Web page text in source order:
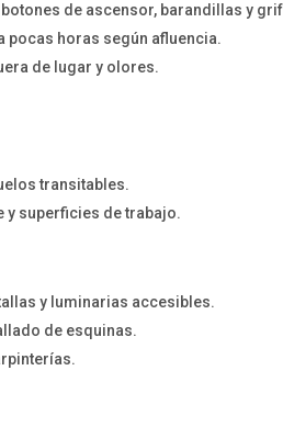
de ascensor, barandillas y
pocas horas según afluencia.
de lugar y olores.
transitables.
y superficies de trabajo.
y luminarias accesibles.
de esquinas.